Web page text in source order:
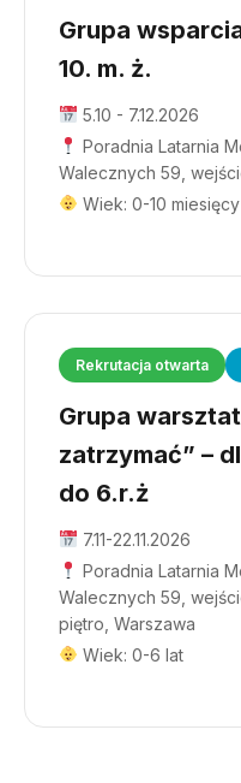
Grupa
10. m. ż.
5.10 - 7.12.2026
Poradnia Latarnia
Walecznych 59,
Wiek: 0-10 miesięcy
Rekrutacja otwarta
Grupa
zatrzymać” –
do 6.r.ż
7.11-22.11.2026
Poradnia Latarnia
Walecznych 59,
piętro, Warszawa
Wiek: 0-6 lat